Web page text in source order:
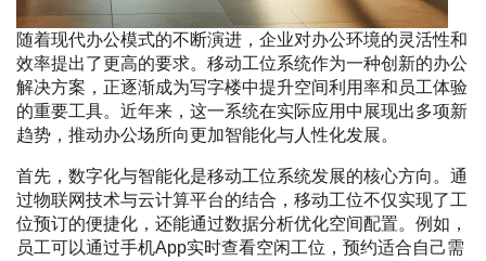
随着现代办公模式的不断演进，企业对办公环境的灵活性和
效率提出了更高的要求。移动工位系统作为一种创新的办公
解决方案，正逐渐成为写字楼中提升空间利用率和员工体验
的重要工具。近年来，这一系统在实际应用中展现出多项新
趋势，推动办公场所向更加智能化与人性化发展。
首先，数字化与智能化是移动工位系统发展的核心方向。通
过物联网技术与云计算平台的结合，移动工位不仅实现了工
位预订的便捷化，还能通过数据分析优化空间配置。例如，
员工可以通过手机App实时查看空闲工位，预约适合自己需